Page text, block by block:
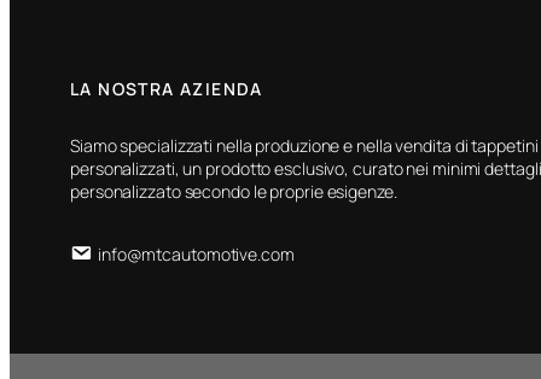
LA NOSTRA AZIENDA
Siamo specializzati nella produzione e nella vendita di
personalizzati, un prodotto esclusivo, curato nei minimi
personalizzato secondo le proprie esigenze.
info@mtcautomotive.com